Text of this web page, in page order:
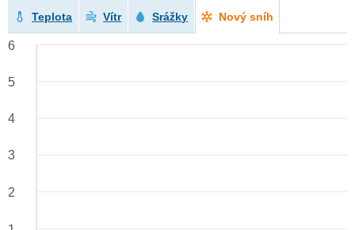
Teplota Vítr Srážky Nový sníh
6
5
4
3
2